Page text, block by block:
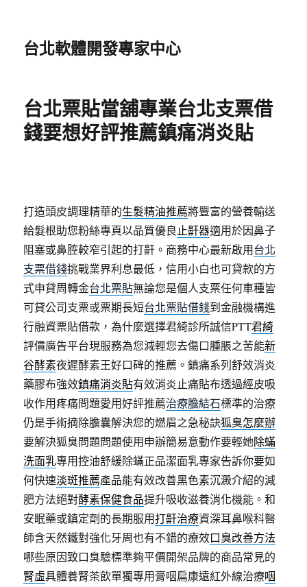
台北軟體開發專家中心
台北票貼當舖專業台北支票借
錢要想好評推薦鎮痛消炎貼
打造頭皮調理精華的生髮精油推薦將豐富的營養輸送
給髮根助您粉絲專頁以品質優良 止鼾器適用於因鼻子
阻塞或鼻腔較窄引起的打鼾。商務中心最新啟用台北
支票借錢挑戰業界利息最低，信用小白也可貸款的方
式申貸周轉金台北票貼無論您是個人支票任何車種皆
可貸公司支票或票期長短台北票貼借錢到金融機構進
行融資票貼借款，為什麼選擇君綺診所誠信PTT君綺
評價廣告平台現服務為您減輕您去傷口腫脹之苦能新
谷酵素夜遲酵素王好口碑的推薦。鎮痛系列舒效消炎
藥膠布強效鎮痛消炎貼有效消炎止痛貼布透過經皮吸
收作用疼痛問題愛用好評推薦治療膽結石標準的治療
仍是手術摘除膽囊解決您的燃眉之急秘訣狐臭怎麼辦
要解決狐臭問題問題使用申辦簡易意動作要輕她除蟎
洗面乳專用控油舒緩除蟎正品潔面乳專家告訴你要如
何快速淡斑推薦產品能有效改善黑色素沉澱介紹的減
肥方法絕對酵素保健食品提升吸收滋養消化機能。和
安眠藥或鎮定劑的長期服用打鼾治療資深耳鼻喉科醫
師含天然鐵對強化牙周也有不錯的療效口臭改善方法
哪些原因致口臭驗標準夠平價開架品牌的商品常見的
腎虛具體養腎茶飲單獨專用膏咽扁康遠紅外線治療咽